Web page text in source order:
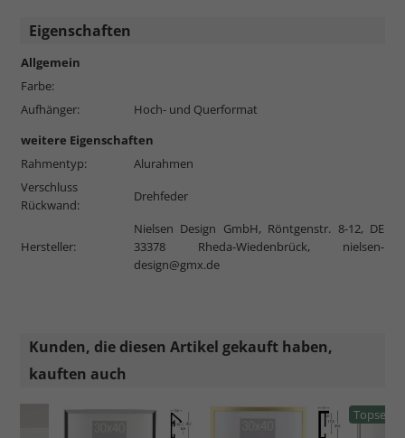
Eigenschaften
Allgemein
Farbe:
Aufhänger:
Hoch- und Querformat
weitere Eigenschaften
Rahmentyp:
Alurahmen
Verschluss
Rückwand:
Drehfeder
Hersteller:
Nielsen Design GmbH, Röntgenstr. 8-12, DE
33378 Rheda-Wiedenbrück, nielsen-
design@gmx.de
Kunden, die diesen Artikel gekauft haben,
kauften auch
Topseller